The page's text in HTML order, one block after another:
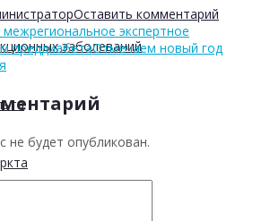
заболеваний
Оставить комментарий
экспертное
преддиабетаОтмечаем новый год
не будет опубликован.